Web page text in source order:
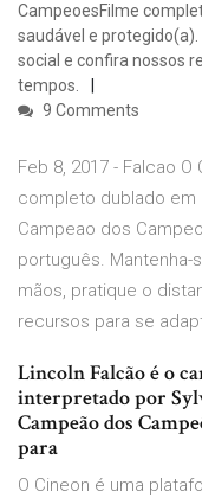
CampeoesFilme
saudável e
social e confira nossos
tempos.
9 Comments
Feb 8, 2017 - Falcao
completo dublado em
Campeao dos
português. Mantenha-
mãos, pratique o
recursos para se
Lincoln Falcão é o
interpretado por
Campeão dos
para
O Cineon é uma